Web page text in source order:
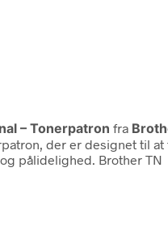
– Tonerpatron fra
der er designet til
pålidelighed. Brother TN